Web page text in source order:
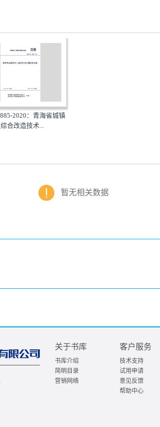
2020：青海省城镇
合改造技术...
暂无相关数据
关于书库
书库介绍
简明目录
营销网络
客户服务
技术支持
试用申请
意见反馈
帮助中心